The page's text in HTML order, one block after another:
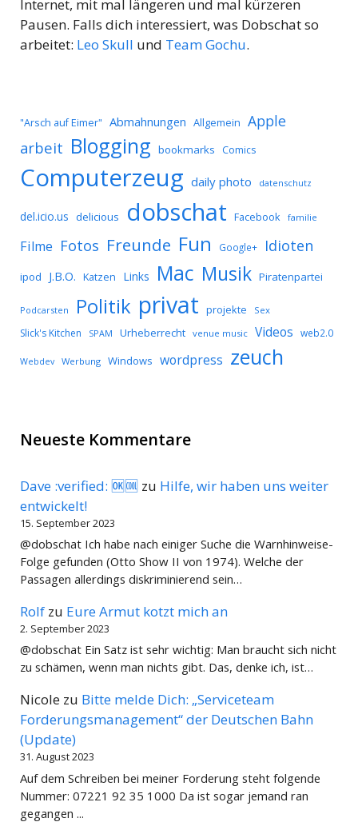
Internet, mit mal längeren und mal kürzeren
Pausen. Falls dich interessiert, was Dobschat so
arbeitet: Leo Skull und Team Gochu.
"Arsch auf Eimer" Abmahnungen Allgemein Apple
arbeit Blogging bookmarks Comics
Computerzeug daily photo datenschutz
del.icio.us delicious dobschat Facebook familie
Filme Fotos Freunde Fun Google+ Idioten
ipod J.B.O. Katzen Links Mac Musik Piratenpartei
Podcarsten Politik privat projekte Sex
Slick's Kitchen SPAM Urheberrecht venue music Videos web2.0
Webdev Werbung Windows wordpress zeuch
Neueste Kommentare
Dave :verified: 🆗🆒 zu Hilfe, wir haben uns weiter
entwickelt!
15. September 2023
@dobschat Ich habe nach einiger Suche die Warnhinweise-
Folge gefunden (Otto Show II von 1974). Welche der
Passagen allerdings diskriminierend sein…
Rolf zu Eure Armut kotzt mich an
2. September 2023
@dobschat Ein Satz ist sehr wichtig: Man braucht sich nicht
zu schämen, wenn man nichts gibt. Das, denke ich, ist…
Nicole zu Bitte melde Dich: „Serviceteam
Forderungsmanagement“ der Deutschen Bahn
(Update)
31. August 2023
Auf dem Schreiben bei meiner Forderung steht folgende
Nummer: 07221 92 35 1000 Da ist sogar jemand ran
gegangen ...